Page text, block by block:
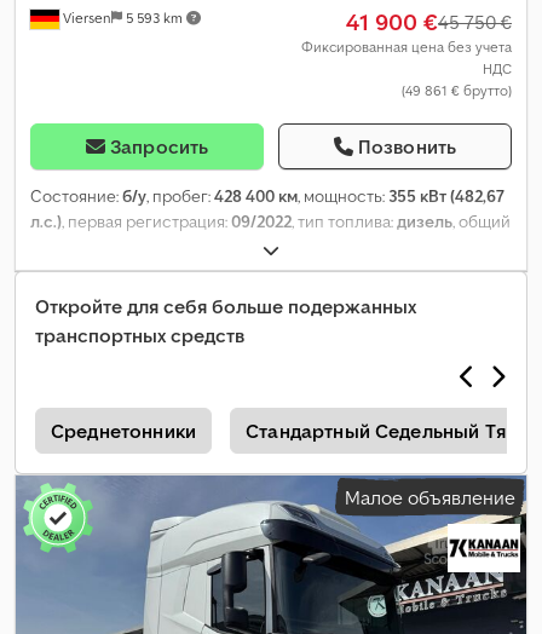
Viersen 5 593 km 41 900 €45 750 €
Фиксированная цена без учета
НДС
(49 861 € брутто)
Запросить Позвонить
Состояние:б/у, пробег:428 400 км, мощность: 355 кВт (482,67
л.с.), первая регистрация:09/2022, тип топлива:дизель, общий
, конфигурация осей:
(TÜV):07/2026, цвет:белый, тип передачи:автоматический,
Год выпуска:
, Оборудование:
стояночный ,
Откройте для себя больше подержанных
транспортных средств
Среднетонники Стандартный Седельный Тягач
Малое объявление